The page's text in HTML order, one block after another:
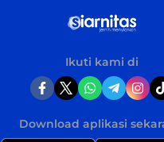
Ikuti kami di
Download aplikasi